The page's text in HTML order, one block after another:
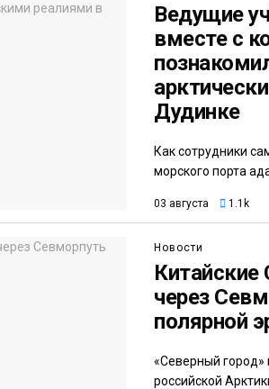
Ведущие
вместе с
Дудинке
Как сотрудники
морского порта
03 августа 1.1k
Новости
через
полярной
«Северный город»
российской